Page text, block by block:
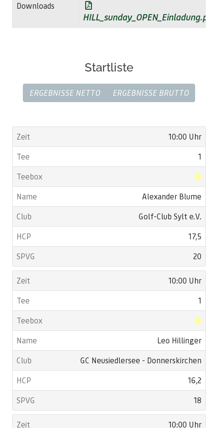
Downloads
HILL_sunday_OPEN_Einladung.pdf
Startliste
ERGEBNISSE NETTO ERGEBNISSE BRUTTO
10:00 Uhr
1
Alexander Blume
Golf-Club Sylt e.V.
17,5
20
10:00 Uhr
1
Leo Hillinger
GC Neusiedlersee - Donnerskirchen
16,2
18
10:00 Uhr